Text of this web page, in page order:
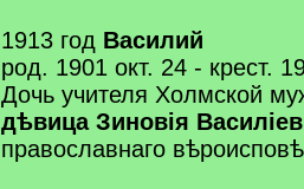
1913 год Василий
род. 1901 окт. 24 - крест.
Дочь учителя Холмской
дѣвица Зиновія
православнаго